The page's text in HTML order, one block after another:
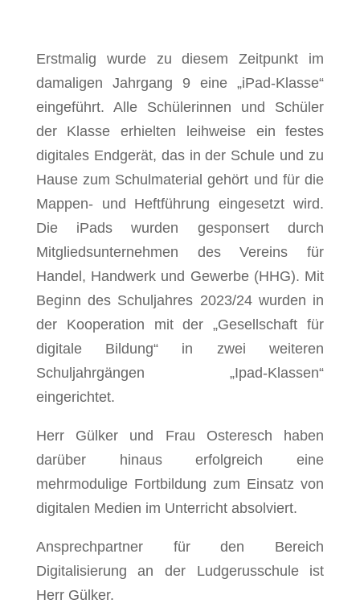
Erstmalig wurde zu diesem Zeitpunkt im
damaligen Jahrgang 9 eine „iPad-Klasse“
eingeführt. Alle Schülerinnen und Schüler
der Klasse erhielten leihweise ein festes
digitales Endgerät, das in der Schule und zu
Hause zum Schulmaterial gehört und für die
Mappen- und Heftführung eingesetzt wird.
Die iPads wurden gesponsert durch
Mitgliedsunternehmen des Vereins für
Handel, Handwerk und Gewerbe (HHG). Mit
Beginn des Schuljahres 2023/24 wurden in
der Kooperation mit der „Gesellschaft für
digitale Bildung“ in zwei weiteren
Schuljahrgängen „Ipad-Klassen“
eingerichtet.
Herr Gülker und Frau Osteresch haben
darüber hinaus erfolgreich eine
mehrmodulige Fortbildung zum Einsatz von
digitalen Medien im Unterricht absolviert.
Ansprechpartner für den Bereich
Digitalisierung an der Ludgerusschule ist
Herr Gülker.